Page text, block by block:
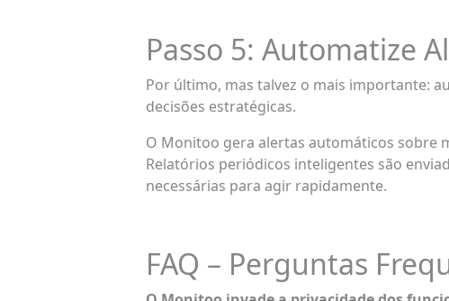
Passo 5: Automatize
Por último, mas talvez o mais importante:
decisões estratégicas.
O Monitoo gera alertas automáticos sobre
Relatórios periódicos inteligentes são
necessárias para agir rapidamente.
FAQ – Perguntas